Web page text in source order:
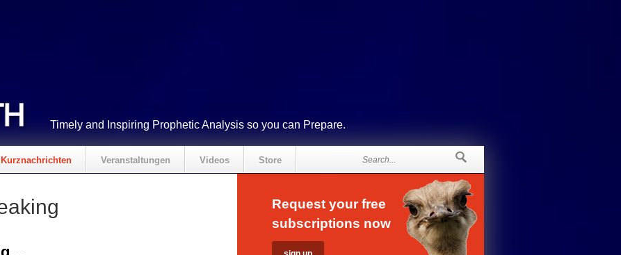
Timely and Inspiring Prophetic Analysis so you can Prepare.
Kurznachrichten Veranstaltungen Videos Store
Request your free
subscriptions now